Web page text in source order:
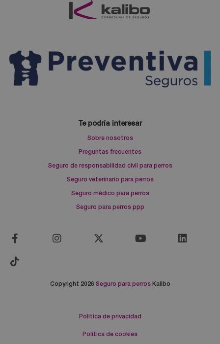
Te podría interesar
Sobre nosotros
Preguntas frecuentes
Seguro de responsabilidad civil para perros
Seguro veterinario para perros
Seguro médico para perros
Seguro para perros ppp
Copyright 2026 Seguro para perrosKalibo
Política de privacidad
Política de cookies